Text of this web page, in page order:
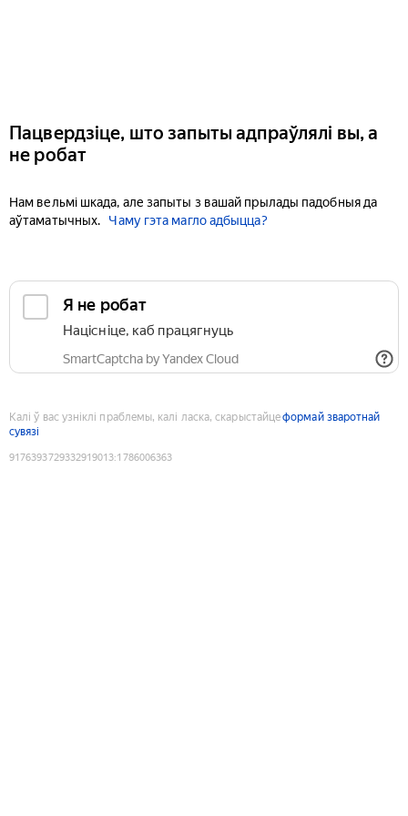
Пацвердзіце, што запыты адпраўлялі вы, а
не робат
Нам вельмі шкада, але запыты з вашай прылады падобныя да
аўтаматычных.
Чаму гэта магло адбыцца?
Я не робат
Націсніце, каб працягнуць
SmartCaptcha by Yandex Cloud
Калі ў вас узніклі праблемы, калі ласка, скарыстайцеформай зваротнай
сувязі
9176393729332919013:1786006363